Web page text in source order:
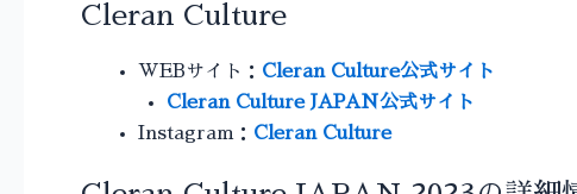
Cleran Culture
WEBサイト： Cleran Culture公式サイト
Cleran Culture JAPAN公式サイト
Instagram： Cleran Culture